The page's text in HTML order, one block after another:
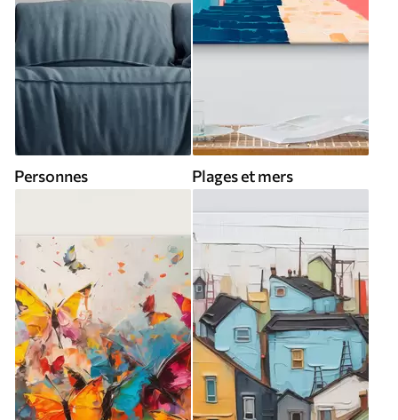
Personnes Plages et mers